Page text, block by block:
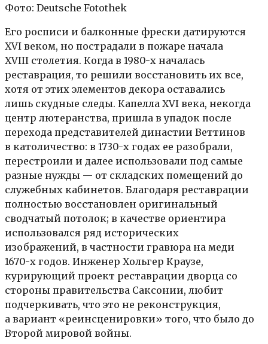
Фото: Deutsche Fotothek
Его росписи и балконные фрески датируются
XVI веком, но пострадали в пожаре начала
XVIII столетия. Когда в 1980-х началась
реставрация, то решили восстановить их все,
хотя от этих элементов декора оставались
лишь скудные следы. Капелла XVI века, некогда
центр лютеранства, пришла в упадок после
перехода представителей династии Веттинов
в католичество: в 1730-х годах ее разобрали,
перестроили и далее использовали под самые
разные нужды — от складских помещений до
служебных кабинетов. Благодаря реставрации
полностью восстановлен оригинальный
сводчатый потолок; в качестве ориентира
использовался ряд исторических
изображений, в частности гравюра на меди
1670-х годов. Инженер Хольгер Краузе,
курирующий проект реставрации дворца со
стороны правительства Саксонии, любит
подчеркивать, что это не реконструкция,
а вариант «реинсценировки» того, что было до
Второй мировой войны.